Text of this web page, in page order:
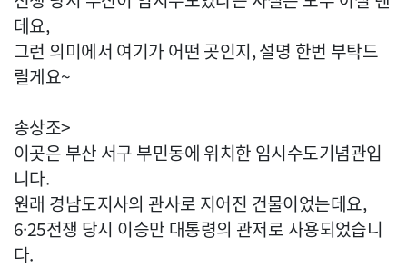
데요,
그런 의미에서 여기가 어떤 곳인지, 설명 한번 부탁드
릴게요~
송상조>
이곳은 부산 서구 부민동에 위치한 임시수도기념관입
니다.
원래 경남도지사의 관사로 지어진 건물이었는데요,
6·25전쟁 당시 이승만 대통령의 관저로 사용되었습니
다.